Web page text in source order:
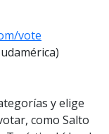
vote
y elige
como Salto